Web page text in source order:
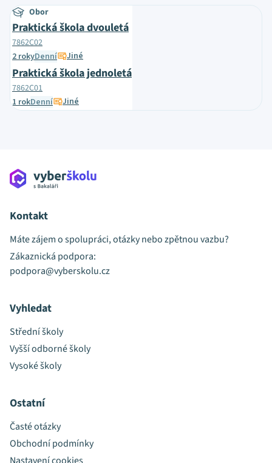
Obor
Praktická škola dvouletá
7862C02
2 rokyDenní Jiné
Praktická škola jednoletá
7862C01
1 rokDenní Jiné
Kontakt
Máte zájem o spolupráci, otázky nebo zpětnou vazbu?
Zákaznická podpora:
podpora@vyberskolu.cz
Vyhledat
Střední školy
Vyšší odborné školy
Vysoké školy
Ostatní
Časté otázky
Obchodní podmínky